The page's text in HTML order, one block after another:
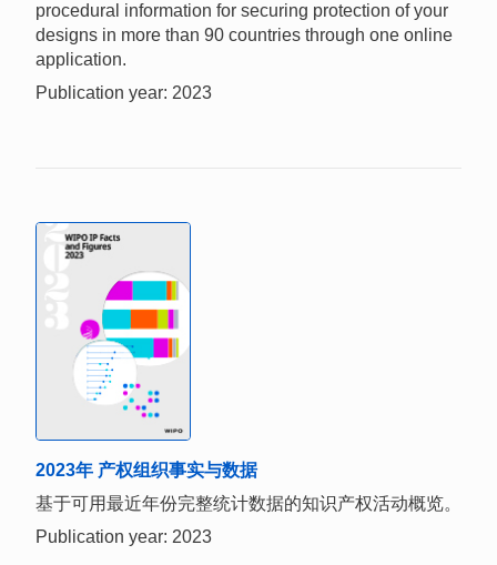
procedural information for securing protection of your
designs in more than 90 countries through one online
application.
Publication year: 2023
2023年 产权组织事实与数据
基于可用最近年份完整统计数据的知识产权活动概览。
Publication year: 2023